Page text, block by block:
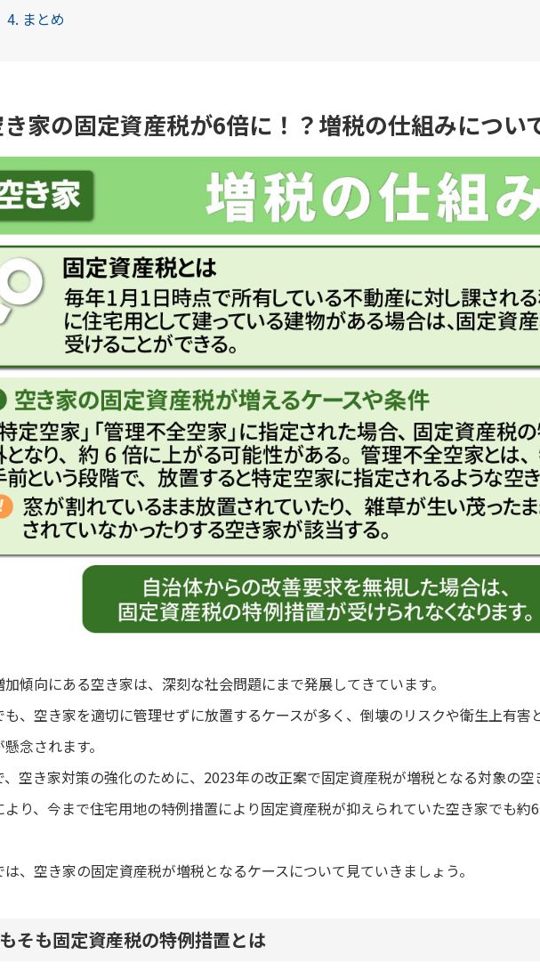
4. まとめ
家の固定資産税が6倍に！？増税の仕組みについ
傾向にある空き家は、深刻な社会問題にまで発展してきています。
も、空き家を適切に管理せずに放置するケースが多く、倒壊のリスクや衛生上有害
念されます。
、空き家対策の強化のために、2023年の改正案で固定資産税が増税となる対象の
より、今まで住宅用地の特例措置により固定資産税が抑えられていた空き家でも約
は、空き家の固定資産税が増税となるケースについて見ていきましょう。
そも固定資産税の特例措置とは